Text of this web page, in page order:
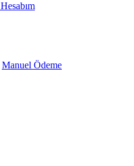
Hesabım
Manuel Ödeme